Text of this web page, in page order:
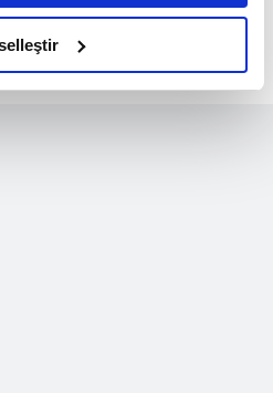
reklam deneyimi sunmak
sunabilmek adına
ve bu noktada,
noktasında tek gelir
tutunacağımız tek